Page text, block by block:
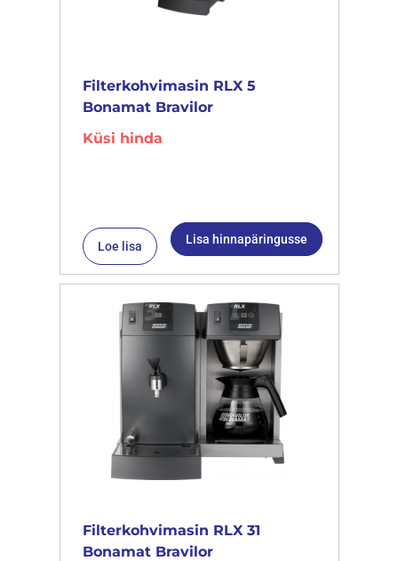
Filterkohvimasin RLX 5
Bonamat Bravilor
Küsi hinda
Loe lisa Lisa hinnapäringusse
Filterkohvimasin RLX 31
Bonamat Bravilor